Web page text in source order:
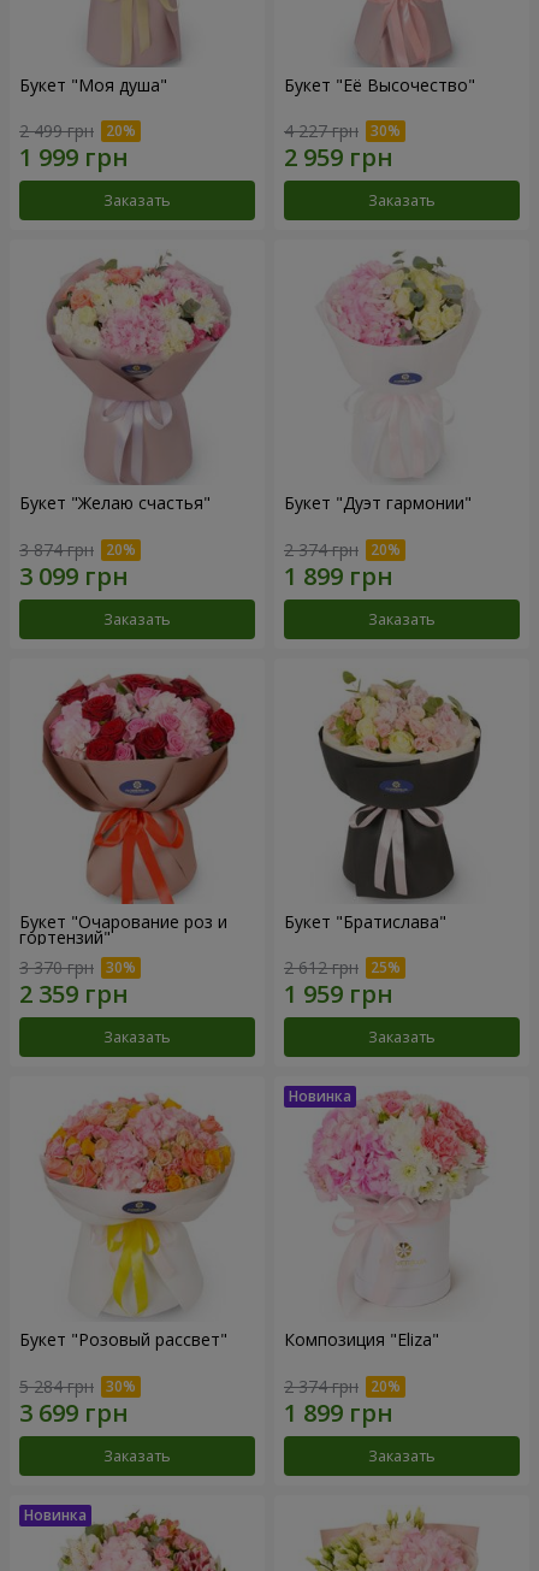
Букет "Моя душа"
2 499 грн
Заказать
Букет "Её Высочество"
4 227 грн
Заказать
Букет "Желаю счастья"
3 874 грн
Заказать
Букет "Дуэт гармонии"
2 374 грн
Заказать
Букет "Очарование роз и
гортензий"
3 370 грн
Заказать
Букет "Братислава"
2 612 грн
Заказать
Букет "Розовый рассвет"
5 284 грн
Заказать
Композиция "Eliza"
2 374 грн
Заказать